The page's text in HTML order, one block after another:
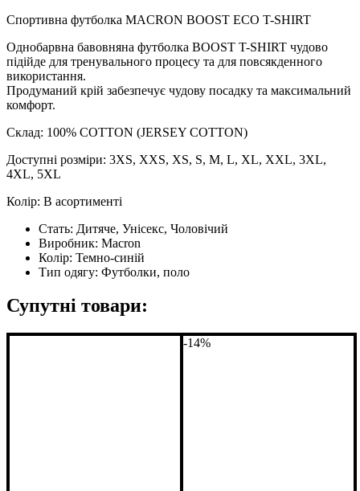
Спортивна футболка MACRON BOOST ECO T-SHIRT
Однобарвна бавовняна футболка BOOST T-SHIRT чудово
підійде для тренувального процесу та для повсякденного
використання.
Продуманий крій забезпечує чудову посадку та максимальний
комфорт.
Склад: 100% COTTON (JERSEY COTTON)
Доступні розміри: 3XS, XXS, XS, S, M, L, XL, XXL, 3XL,
4XL, 5XL
Колір: В асортименті
Стать: Дитяче, Унісекс, Чоловічий
Виробник: Macron
Колір: Темно-синій
Тип одягу: Футболки, поло
Супутні товари:
-14%